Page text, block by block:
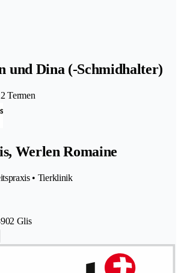
und Dina (-Schmidhalter)
Termen
Werlen Romaine
• Tierklinik
Glis